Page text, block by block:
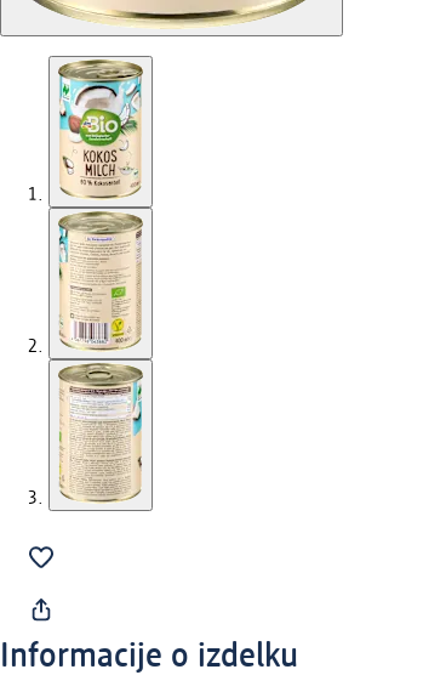
Informacije o izdelku